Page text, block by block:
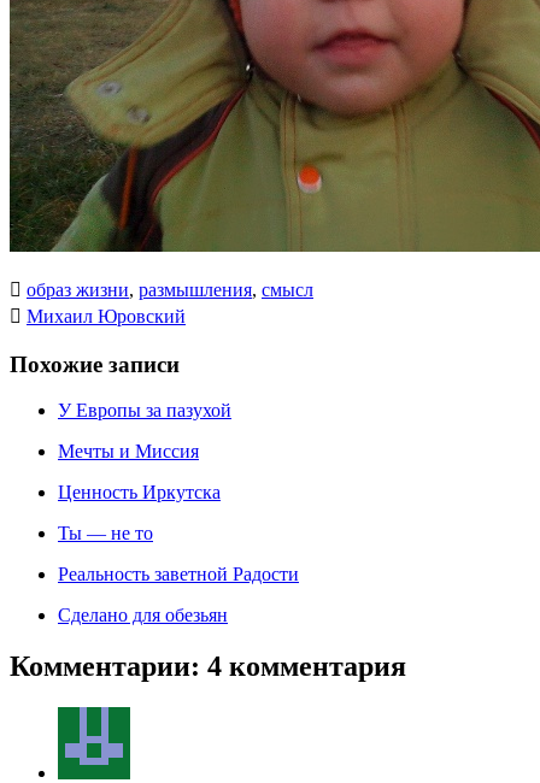
 образ жизни, размышления, смысл
 Михаил Юровский
Похожие записи
У Европы за пазухой
Мечты и Миссия
Ценность Иркутска
Ты — не то
Реальность заветной Радости
Сделано для обезьян
Комментарии: 4 комментария